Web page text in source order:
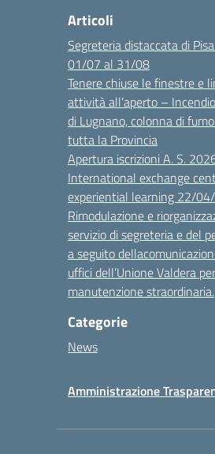
Articoli
Segreteria distaccata di
01/07 al 31/08
Tenere chiuse le finestre e
attività all’aperto –
di Lugnano, colonna di
tutta la Provincia
Apertura iscrizioni A. S.
International exchange
experiential learning 22/
Rimodulazione e
servizio di segreteria e del
a seguito
uffici dell’Unione Valdera
manutenzione straordinaria.
Categorie
News
Amministrazione